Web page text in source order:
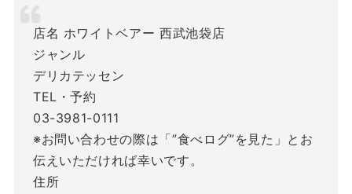
店名 ホワイトベアー 西武池袋店
ジャンル
デリカテッセン
TEL・予約
03-3981-0111
※お問い合わせの際は「”食べログ”を見た」とお
伝えいただければ幸いです。
住所